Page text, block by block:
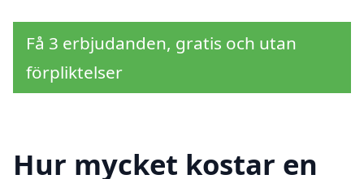
Få 3 erbjudanden, gratis och utan
förpliktelser
Hur mycket kostar en